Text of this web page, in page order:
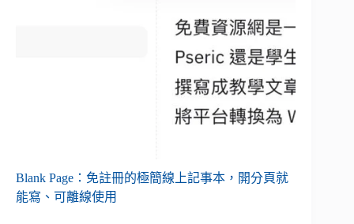
Blank Page：免註冊的極簡線上記事本，開分頁就
能寫、可離線使用